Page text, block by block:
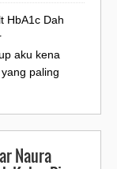
HbA1c Dah
aku kena
paling
Naura